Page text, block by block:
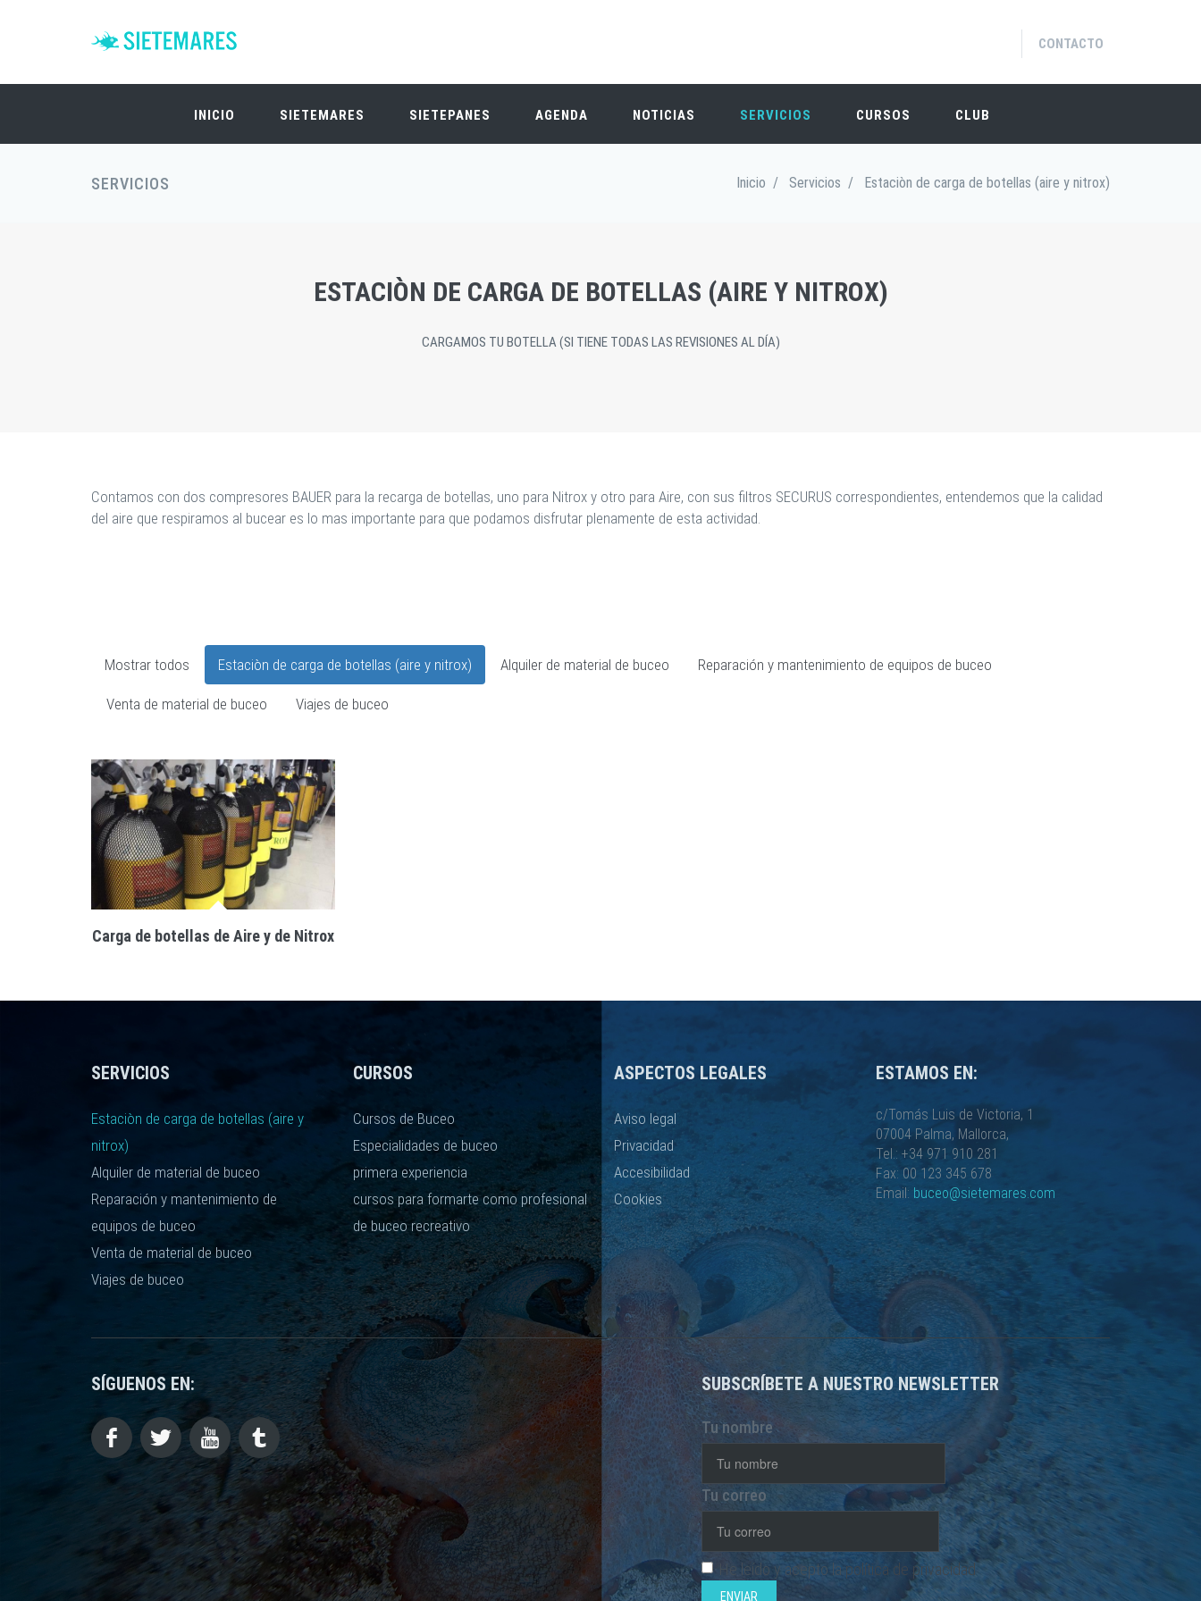
CONTACTO
INICIO SIETEMARES SIETEPANES AGENDA NOTICIAS SERVICIOS CURSOS CLUB
SERVICIOS Inicio / Servicios / Estaciòn de carga de botellas (aire y nitrox)
ESTACIÒN DE CARGA DE BOTELLAS (AIRE Y NITROX)
CARGAMOS TU BOTELLA (SI TIENE TODAS LAS REVISIONES AL DÍA)
Contamos con dos compresores BAUER para la recarga de botellas, uno para Nitrox y otro para Aire, con sus filtros SECURUS correspondientes, entendemos que la calidad
del aire que respiramos al bucear es lo mas importante para que podamos disfrutar plenamente de esta actividad.
Mostrar todos Estaciòn de carga de botellas (aire y nitrox) Alquiler de material de buceo Reparación y mantenimiento de equipos de buceo
Venta de material de buceo Viajes de buceo
Carga de botellas de Aire y de Nitrox
SERVICIOS
Estaciòn de carga de botellas (aire y
nitrox)
Alquiler de material de buceo
Reparación y mantenimiento de
equipos de buceo
Venta de material de buceo
Viajes de buceo
CURSOS
Cursos de Buceo
Especialidades de buceo
primera experiencia
cursos para formarte como profesional
de buceo recreativo
ASPECTOS LEGALES
Aviso legal
Privacidad
Accesibilidad
Cookies
ESTAMOS EN:
c/Tomás Luis de Victoria, 1
07004 Palma, Mallorca,
Tel.: +34 971 910 281
Fax: 00 123 345 678
Email: buceo@sietemares.com
SÍGUENOS EN: SUBSCRÍBETE A NUESTRO NEWSLETTER
Tu nombre
Tu correo
He leído y acepto la política de privacidad
ENVIAR